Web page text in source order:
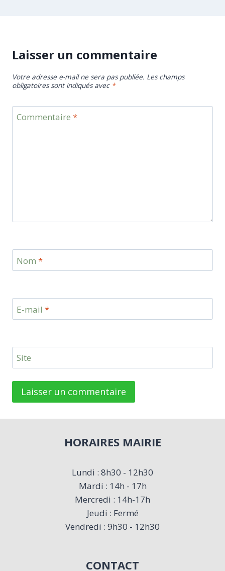
Laisser un commentaire
Votre adresse e-mail ne sera pas publiée. Les champs
obligatoires sont indiqués avec *
Commentaire *
Nom *
E-mail *
Site
HORAIRES MAIRIE
Lundi : 8h30 - 12h30
Mardi : 14h - 17h
Mercredi : 14h-17h
Jeudi : Fermé
Vendredi : 9h30 - 12h30
CONTACT